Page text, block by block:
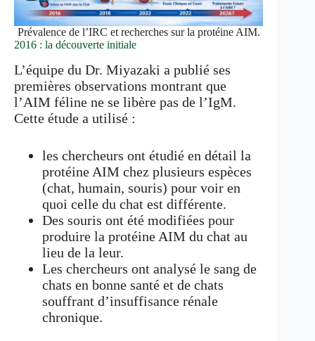
Prévalence de l’IRC et recherches sur la protéine AIM.
2016 : la découverte initiale
L’équipe du Dr. Miyazaki a publié ses
premières observations montrant que
l’AIM féline ne se libère pas de l’IgM.
Cette étude a utilisé :
les chercheurs ont étudié en détail la
protéine AIM chez plusieurs espèces
(chat, humain, souris) pour voir en
quoi celle du chat est différente.
Des souris ont été modifiées pour
produire la protéine AIM du chat au
lieu de la leur.
Les chercheurs ont analysé le sang de
chats en bonne santé et de chats
souffrant d’insuffisance rénale
chronique.